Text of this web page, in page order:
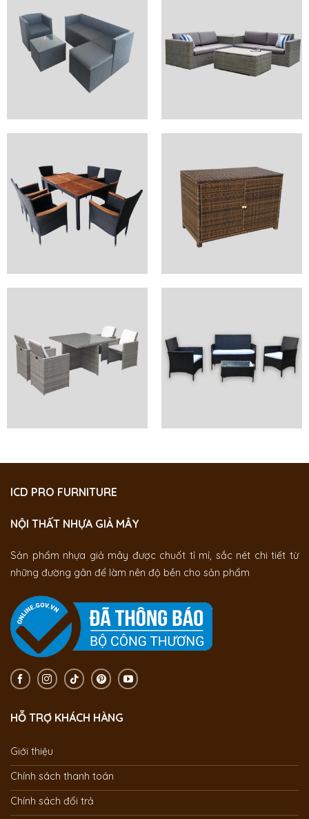
ICD PRO FURNITURE
NỘI THẤT NHỰA GIẢ MÂY
Sản phẩm nhựa giả mây được chuốt tỉ mỉ, sắc nét chi tiết từ
những đường gân để làm nên độ bền cho sản phẩm
HỖ TRỢ KHÁCH HÀNG
Giới thiệu
Chính sách thanh toán
Chính sách đổi trả